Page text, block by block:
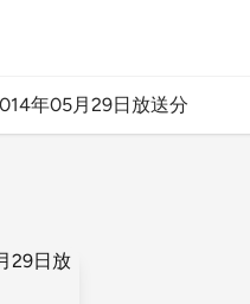
年05月29日放送分